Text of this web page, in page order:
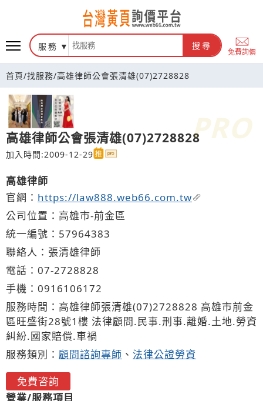
台灣黃頁詢價平台
服務 搜尋
免費詢價
首頁/找服務/高雄律師公會張清雄(07)2728828
高雄律師公會張清雄(07)2728828
加入時間:2009-12-29
高雄律師
官網： https://law888.web66.com.tw
公司位置：高雄市-前金區
統一編號：57964383
聯絡人：張清雄律師
電話： 07-2728828
手機： 09161 06172
服務時間：高雄律師張清雄(07)2728828 高雄市前金
區旺盛街28號1樓 法律顧問.民事.刑事.離婚.土地.勞資
糾紛.國家賠償.車禍
服務類別： 顧問諮詢專師 、 法律公證勞資
免費咨詢
營業/服務項目